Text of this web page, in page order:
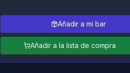
Añadir a mi bar
Añadir a la lista de compra